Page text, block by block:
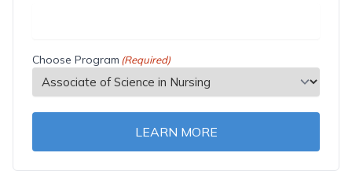
Choose Program (Required)
LEARN MORE